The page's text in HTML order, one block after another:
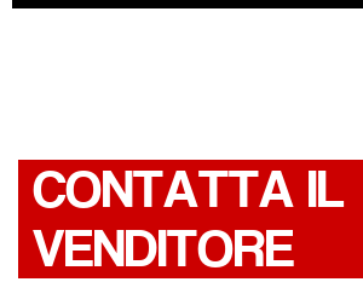
CONTATTA IL
VENDITORE